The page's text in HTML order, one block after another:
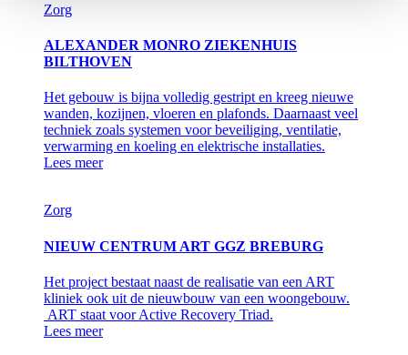
Zorg
ALEXANDER MONRO ZIEKENHUIS
BILTHOVEN
Het gebouw is bijna volledig gestript en kreeg nieuwe
wanden, kozijnen, vloeren en plafonds. Daarnaast veel
techniek zoals systemen voor beveiliging, ventilatie,
verwarming en koeling en elektrische installaties.
Lees meer
Zorg
NIEUW CENTRUM ART GGZ BREBURG
Het project bestaat naast de realisatie van een ART
kliniek ook uit de nieuwbouw van een woongebouw.
ART staat voor Active Recovery Triad.
Lees meer